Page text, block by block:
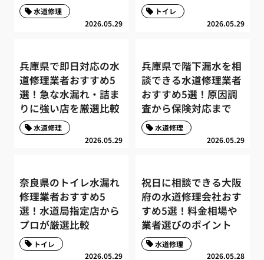
2026.05.29
水道修理
2026.05.29
トイレ
兵庫県で即日対応の水
道修理業者おすすめ5
選！急な水漏れ・詰ま
りに強い店を厳選比較
2026.05.29
水道修理
兵庫県で階下漏水を相
談できる水道修理業者
おすすめ5選！原因調
査から保険対応まで
2026.05.29
水道修理
奈良県のトイレ水漏れ
修理業者おすすめ5
選！水道局指定店から
プロが厳選比較
2026.05.29
トイレ
祝日に相談できる大阪
府の水道修理会社おす
すめ5選！料金相場や
業者選びのポイント
2026.05.28
水道修理